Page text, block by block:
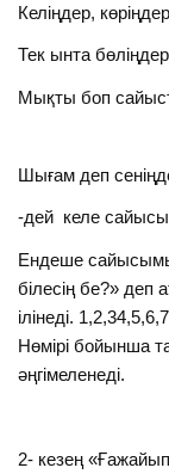
Келіңдер,
Тек ынта
Мықты боп
Шығам деп
-дей келе
Ендеше
білесің бе?» деп
ілінеді.
Нөмірі бойынша
әңгімеленеді.
2- кезең